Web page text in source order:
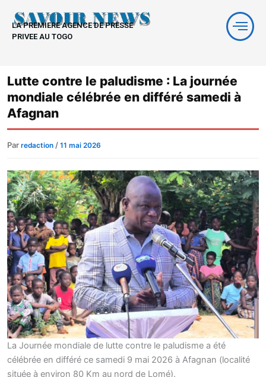
contenu
LA PREMIERE AGENCE DE PRESSE
PRIVEE AU TOGO
Lutte contre le paludisme : La journée
mondiale célébrée en différé samedi à
Afagnan
Par redaction / 11 mai 2026
La Journée mondiale de lutte contre le paludisme a été
célébrée en différé ce samedi 9 mai 2026 à Afagnan (localité
située à environ 80 Km au nord de Lomé).